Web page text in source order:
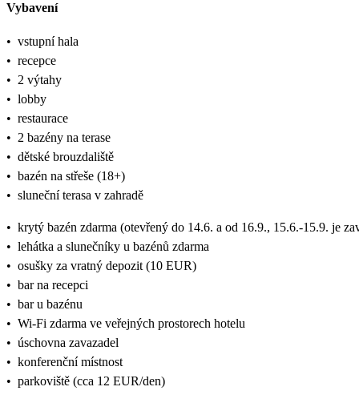
Vybavení
• vstupní hala
• recepce
• 2 výtahy
• lobby
• restaurace
• 2 bazény na terase
• dětské brouzdaliště
• bazén na střeše (18+)
• sluneční terasa v zahradě
• krytý bazén zdarma (otevřený do 14.6. a od 16.9., 15.6.-15.9. je
• lehátka a slunečníky u bazénů zdarma
• osušky za vratný depozit (10 EUR)
• bar na recepci
• bar u bazénu
• Wi-Fi zdarma ve veřejných prostorech hotelu
• úschovna zavazadel
• konferenční místnost
• parkoviště (cca 12 EUR/den)